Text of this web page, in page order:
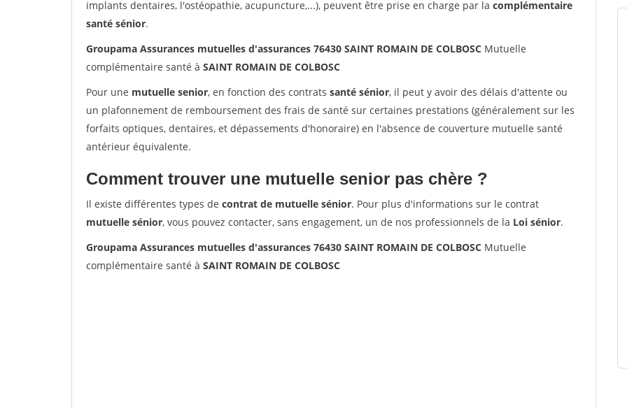
implants dentaires, l'ostéopathie, acupuncture,...), peuvent être prise en charge par la complémentaire
santé sénior.
Groupama Assurances mutuelles d'assurances 76430 SAINT ROMAIN DE COLBOSC Mutuelle
complémentaire santé à SAINT ROMAIN DE COLBOSC
Pour une mutuelle senior, en fonction des contrats santé sénior, il peut y avoir des délais d'attente ou
un plafonnement de remboursement des frais de santé sur certaines prestations (généralement sur les
forfaits optiques, dentaires, et dépassements d'honoraire) en l'absence de couverture mutuelle santé
antérieur équivalente.
Comment trouver une mutuelle senior pas chère ?
Il existe différentes types de contrat de mutuelle sénior. Pour plus d'informations sur le contrat
mutuelle sénior, vous pouvez contacter, sans engagement, un de nos professionnels de la Loi sénior.
Groupama Assurances mutuelles d'assurances 76430 SAINT ROMAIN DE COLBOSC Mutuelle
complémentaire santé à SAINT ROMAIN DE COLBOSC